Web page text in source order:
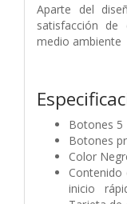
Aparte del
satisfacción de
medio ambiente
Botones 5
Botones
Color
Contenido
inicio